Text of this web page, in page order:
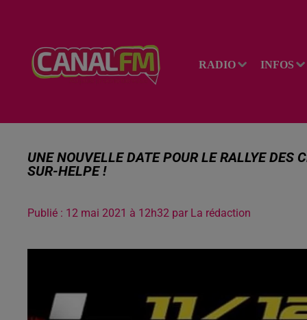
RADIO INFOS
UNE NOUVELLE DATE POUR LE RALLYE
SUR-HELPE !
Publié : 12 mai 2021 à 12h32 par La rédaction